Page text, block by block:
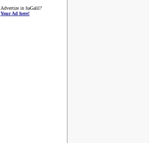
Advertize in haGalil?
Your Ad here!